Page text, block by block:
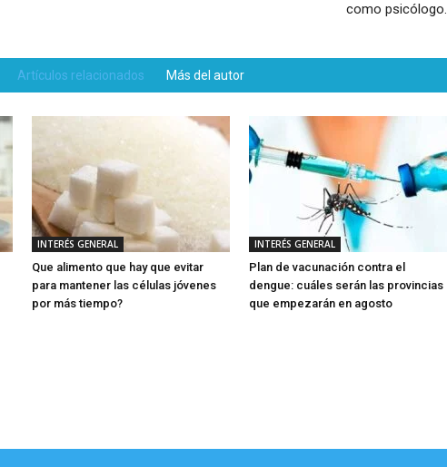
como psicólogo.
Artículos relacionados Más del autor
INTERÉS GENERAL
Que alimento que hay que evitar
para mantener las células jóvenes
por más tiempo?
INTERÉS GENERAL
Plan de vacunación contra el
dengue: cuáles serán las provincias
que empezarán en agosto